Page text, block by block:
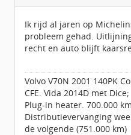
Berichten:
2124
Ik rijd al jaren op
probleem gehad.
recht en auto blijft
Volvo V70N 2001 140PK
CFE. Vida 2014D met Dice;
Plug-in heater. 700.000
Distributievervanging
de volgende (751.000 km)